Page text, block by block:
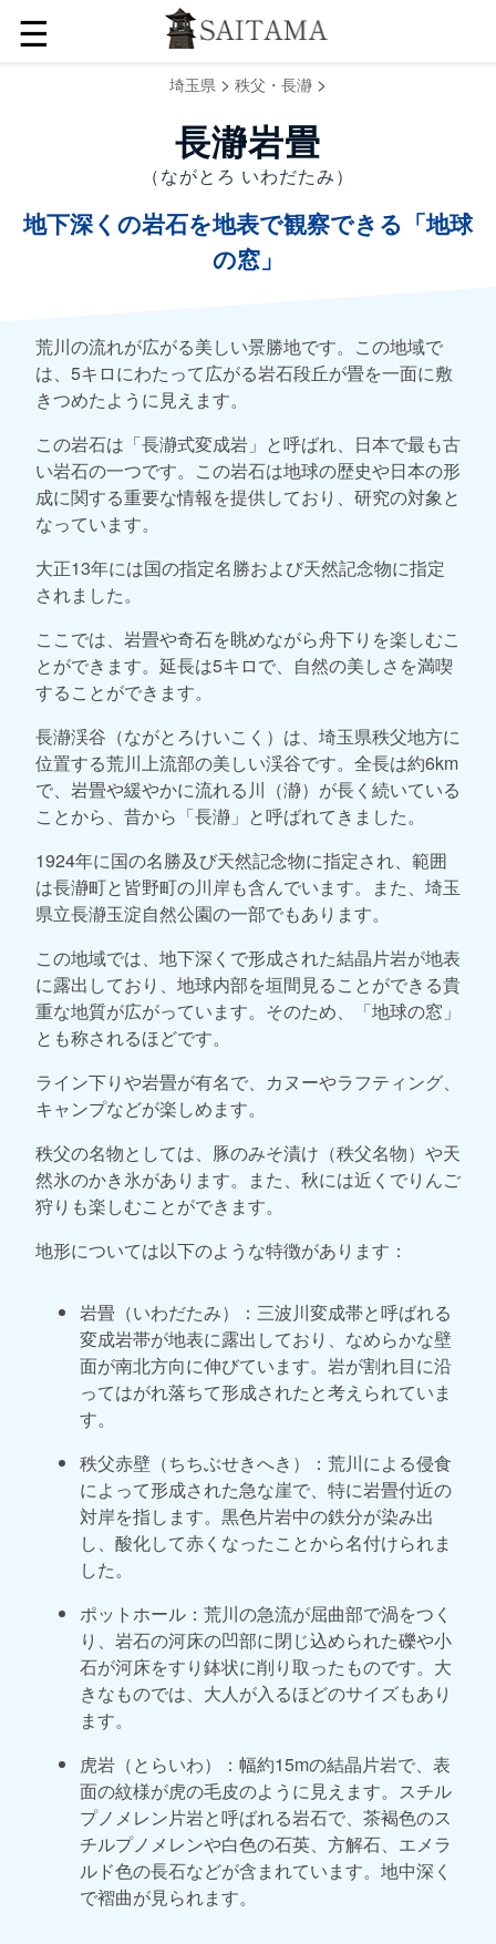
☰
埼玉県 > 秩父・長瀞 >
長瀞岩畳
（ながとろ いわだたみ）
地下深くの岩石を地表で観察できる「地球
の窓」
荒川の流れが広がる美しい景勝地です。この地域で
は、5キロにわたって広がる岩石段丘が畳を一面に敷
きつめたように見えます。
この岩石は「長瀞式変成岩」と呼ばれ、日本で最も古
い岩石の一つです。この岩石は地球の歴史や日本の形
成に関する重要な情報を提供しており、研究の対象と
なっています。
大正13年には国の指定名勝および天然記念物に指定
されました。
ここでは、岩畳や奇石を眺めながら舟下りを楽しむこ
とができます。延長は5キロで、自然の美しさを満喫
することができます。
長瀞渓谷（ながとろけいこく）は、埼玉県秩父地方に
位置する荒川上流部の美しい渓谷です。全長は約6km
で、岩畳や緩やかに流れる川（瀞）が長く続いている
ことから、昔から「長瀞」と呼ばれてきました。
1924年に国の名勝及び天然記念物に指定され、範囲
は長瀞町と皆野町の川岸も含んでいます。また、埼玉
県立長瀞玉淀自然公園の一部でもあります。
この地域では、地下深くで形成された結晶片岩が地表
に露出しており、地球内部を垣間見ることができる貴
重な地質が広がっています。そのため、「地球の窓」
とも称されるほどです。
ライン下りや岩畳が有名で、カヌーやラフティング、
キャンプなどが楽しめます。
秩父の名物としては、豚のみそ漬け（秩父名物）や天
然氷のかき氷があります。また、秋には近くでりんご
狩りも楽しむことができます。
地形については以下のような特徴があります：
岩畳（いわだたみ）：三波川変成帯と呼ばれる
変成岩帯が地表に露出しており、なめらかな壁
面が南北方向に伸びています。岩が割れ目に沿
ってはがれ落ちて形成されたと考えられていま
す。
秩父赤壁（ちちぶせきへき）：荒川による侵食
によって形成された急な崖で、特に岩畳付近の
対岸を指します。黒色片岩中の鉄分が染み出
し、酸化して赤くなったことから名付けられま
した。
ポットホール：荒川の急流が屈曲部で渦をつく
り、岩石の河床の凹部に閉じ込められた礫や小
石が河床をすり鉢状に削り取ったものです。大
きなものでは、大人が入るほどのサイズもあり
ます。
虎岩（とらいわ）：幅約15mの結晶片岩で、表
面の紋様が虎の毛皮のように見えます。スチル
プノメレン片岩と呼ばれる岩石で、茶褐色のス
チルプノメレンや白色の石英、方解石、エメラ
ルド色の長石などが含まれています。地中深く
で褶曲が見られます。